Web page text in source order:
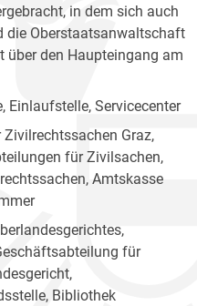
in dem sich auch
die Oberstaatsanwaltschaft
über den Haupteingang am
Einlaufstelle, Servicecenter
Graz,
für Zivilsachen,
Amtskasse
für
Bibliothek